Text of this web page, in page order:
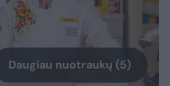
Daugiau nuotraukų (5)